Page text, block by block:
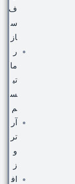
ف
س
از
ر
ما
تی
س
م
آر
تر
و
ز
اف